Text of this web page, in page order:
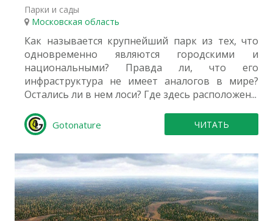
Парки и сады
Московская область
Как называется крупнейший парк из тех, что
одновременно являются городскими и
национальными? Правда ли, что его
инфраструктура не имеет аналогов в мире?
Остались ли в нем лоси? Где здесь расположен...
Gotonature ЧИТАТЬ